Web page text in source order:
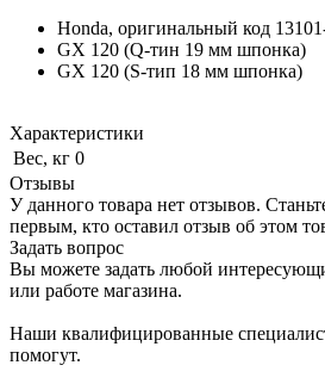
Honda, оригинальный код
GX 120 (Q-тин 19 мм шпонка)
GX 120 (S-тип 18 мм шпонка)
Характеристики
Вес, кг 0
Отзывы
У данного товара нет отзывов.
первым, кто оставил отзыв об этом
Задать вопрос
Вы можете задать любой
или работе магазина.
Наши квалифицированные
помогут.